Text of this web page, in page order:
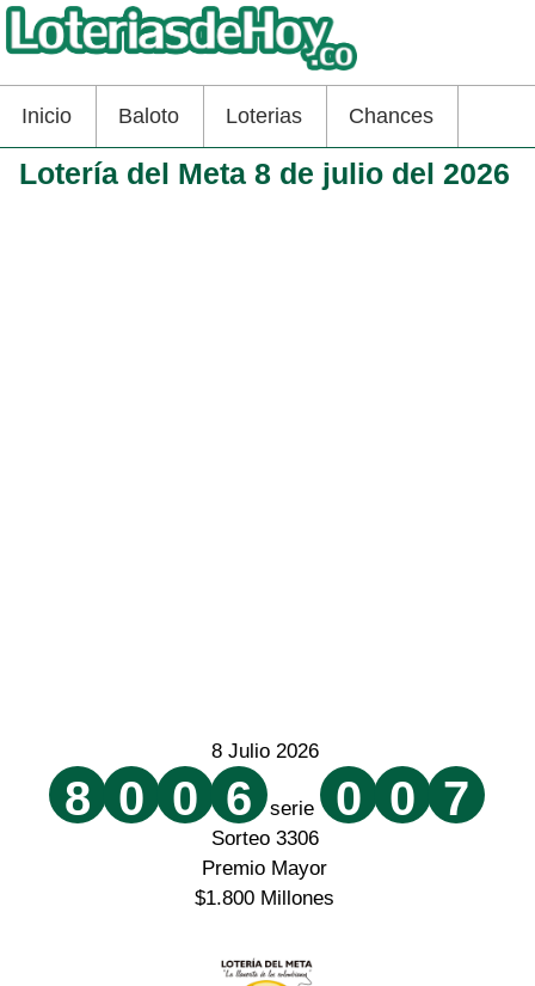
Inicio Baloto Loterias Chances
Lotería del Meta 8 de julio del 2026
8 Julio 2026
8 0 0 6 serie 0 0 7
Sorteo 3306
Premio Mayor
$1.800 Millones